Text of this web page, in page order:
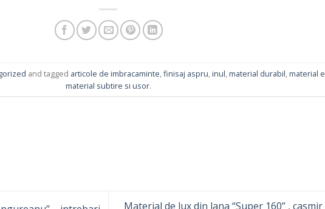
and tagged articole de imbracaminte,finisaj aspru,inul,material durabil,material
material subtire si usor.
Material de lux din lana “Super 160” ,